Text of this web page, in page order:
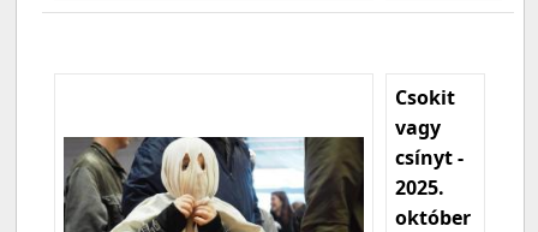
Csokit
vagy
csínyt -
2025.
október